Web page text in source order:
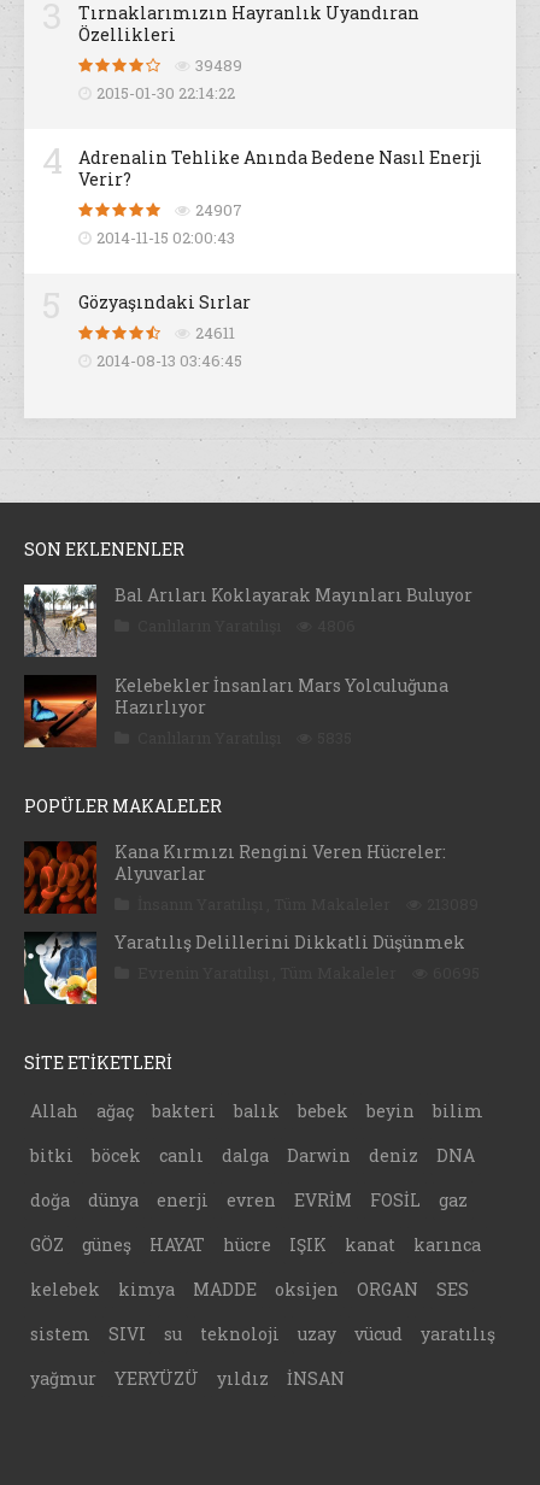
Tırnaklarımızın Hayranlık Uyandıran
Özellikleri
39489
2015-01-30 22:14:22
4
Adrenalin Tehlike Anında Bedene Nasıl Enerji
Verir?
24907
2014-11-15 02:00:43
Gözyaşındaki Sırlar
24611
2014-08-13 03:46:45
SON EKLENENLER
Bal Arıları Koklayarak Mayınları Buluyor
Kelebekler İnsanları Mars Yolculuğuna
Hazırlıyor
POPÜLER MAKALELER
Kana Kırmızı Rengini Veren Hücreler:
Alyuvarlar
Yaratılış Delillerini Dikkatli Düşünmek
SİTE ETİKETLERİ
Allah ağaç bakteri balık bebek beyin
bilim
bitki
böcek canlı dalga Darwin deniz
DNA
doğa
dünya enerji evren EVRİM FOSİL
gaz
GÖZ
güneş HAYAT hücre IŞIK kanat
karınca
kelebek
kimya MADDE oksijen ORGAN
SES
sistem
SIVI su teknoloji uzay vücud
yaratılış
yağmur
YERYÜZÜ yıldız İNSAN